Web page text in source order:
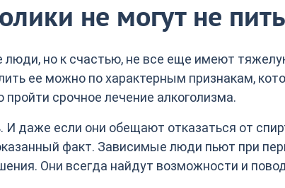
не могут не пить
люди, но к счастью, не все еще имеют
ее можно по характерным признакам,
пройти срочное лечение алкоголизма.
И даже если они обещают отказаться от
факт. Зависимые люди пьют при
Они всегда найдут возможности и